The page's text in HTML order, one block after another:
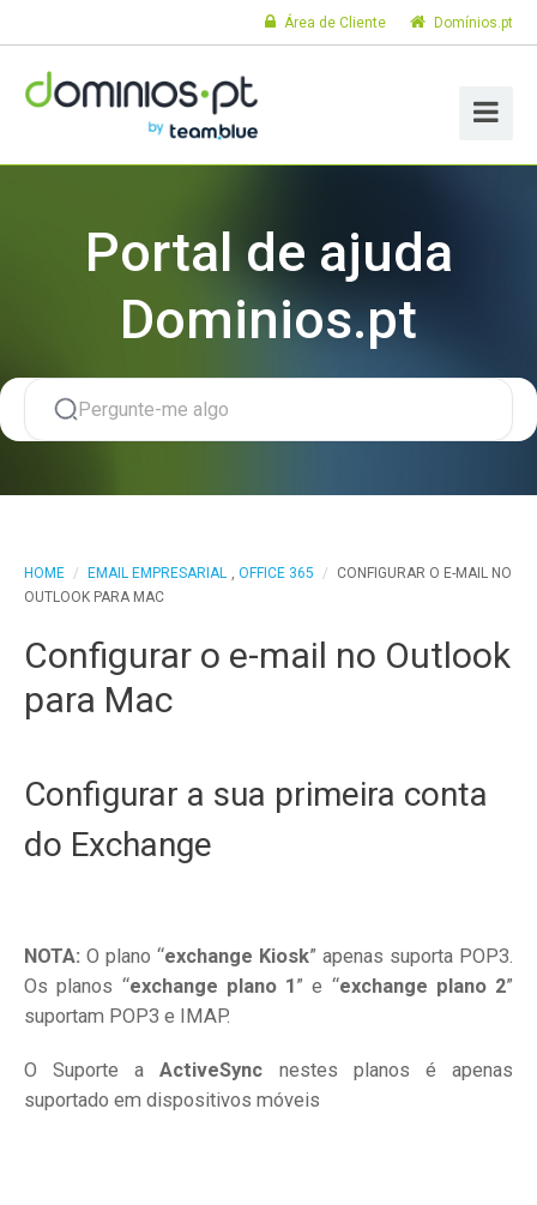
Domínios.pt
Área de Cliente
Portal de ajuda
Dominios.pt
HOME / EMAIL EMPRESARIAL , OFFICE 365 /
CONFIGURAR O E-MAIL NO
OUTLOOK PARA MAC
Configurar o e-mail no Outlook
para Mac
Configurar a sua primeira conta
do Exchange
NOTA: O plano “exchange Kiosk” apenas suporta POP3.
Os planos “exchange plano 1” e “exchange plano 2”
suportam POP3 e IMAP.
O Suporte aActiveSync nestes planos é apenas
suportado em dispositivos móveis